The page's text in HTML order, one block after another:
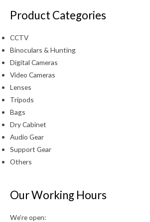
Product Categories
CCTV
Binoculars & Hunting
Digital Cameras
Video Cameras
Lenses
Tripods
Bags
Dry Cabinet
Audio Gear
Support Gear
Others
Our Working Hours
We’re open: